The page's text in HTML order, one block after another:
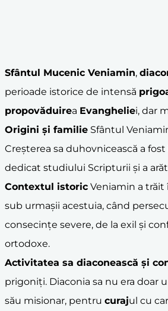
Sfântul Mucenic Veniamin,
perioade istorice de intensă
propovăduirea Evangheliei, dar
Origini și familie Sfântul
Creșterea sa duhovnicească a
dedicat studiului Scripturii și a
Contextul istoric Veniamin a
sub urmașii acestuia, când
consecințe severe, de la exil și
ortodoxe.
Activitatea sa diaconească și
prigoniți. Diaconia sa nu era doar
său misionar, pentru curajul cu